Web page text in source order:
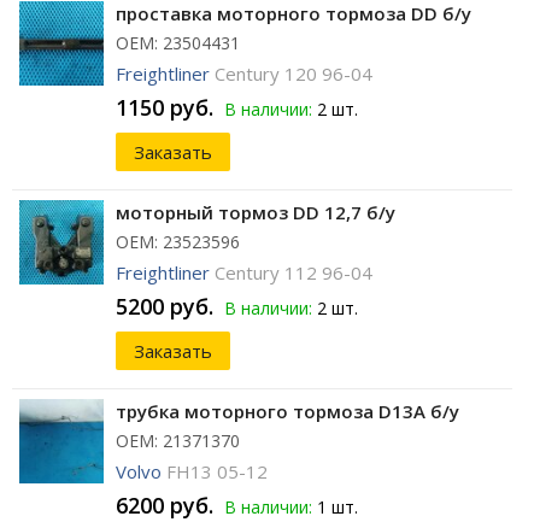
проставка моторного тормоза DD б/у
ОЕМ: 23504431
Freightliner Century 120 96-04
1150 руб. В наличии: 2 шт.
Заказать
моторный тормоз DD 12,7 б/у
ОЕМ: 23523596
Freightliner Century 112 96-04
5200 руб. В наличии: 2 шт.
Заказать
трубка моторного тормоза D13A б/у
ОЕМ: 21371370
Volvo FH13 05-12
6200 руб. В наличии: 1 шт.